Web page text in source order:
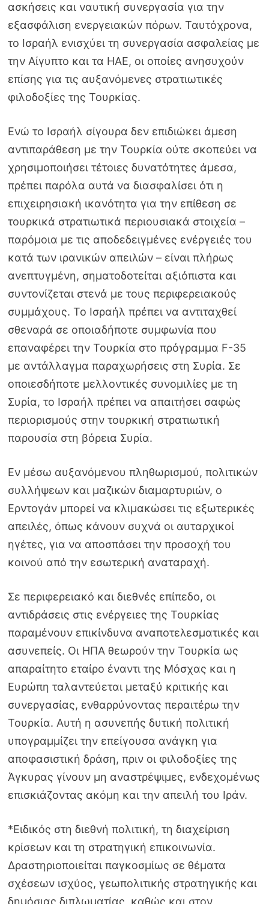
ασκήσεις και ναυτική συνεργασία για την
εξασφάλιση ενεργειακών πόρων. Ταυτόχρονα,
το Ισραήλ ενισχύει τη συνεργασία ασφαλείας με
την Αίγυπτο και τα ΗΑΕ, οι οποίες ανησυχούν
επίσης για τις αυξανόμενες στρατιωτικές
φιλοδοξίες της Τουρκίας.
Ενώ το Ισραήλ σίγουρα δεν επιδιώκει άμεση
αντιπαράθεση με την Τουρκία ούτε σκοπεύει να
χρησιμοποιήσει τέτοιες δυνατότητες άμεσα,
πρέπει παρόλα αυτά να διασφαλίσει ότι η
επιχειρησιακή ικανότητα για την επίθεση σε
τουρκικά στρατιωτικά περιουσιακά στοιχεία –
παρόμοια με τις αποδεδειγμένες ενέργειές του
κατά των ιρανικών απειλών – είναι πλήρως
ανεπτυγμένη, σηματοδοτείται αξιόπιστα και
συντονίζεται στενά με τους περιφερειακούς
συμμάχους. Το Ισραήλ πρέπει να αντιταχθεί
σθεναρά σε οποιαδήποτε συμφωνία που
επαναφέρει την Τουρκία στο πρόγραμμα F-35
με αντάλλαγμα παραχωρήσεις στη Συρία. Σε
οποιεσδήποτε μελλοντικές συνομιλίες με τη
Συρία, το Ισραήλ πρέπει να απαιτήσει σαφώς
περιορισμούς στην τουρκική στρατιωτική
παρουσία στη βόρεια Συρία.
Εν μέσω αυξανόμενου πληθωρισμού, πολιτικών
συλλήψεων και μαζικών διαμαρτυριών, ο
Ερντογάν μπορεί να κλιμακώσει τις εξωτερικές
απειλές, όπως κάνουν συχνά οι αυταρχικοί
ηγέτες, για να αποσπάσει την προσοχή του
κοινού από την εσωτερική αναταραχή.
Σε περιφερειακό και διεθνές επίπεδο, οι
αντιδράσεις στις ενέργειες της Τουρκίας
παραμένουν επικίνδυνα αναποτελεσματικές και
ασυνεπείς. Οι ΗΠΑ θεωρούν την Τουρκία ως
απαραίτητο εταίρο έναντι της Μόσχας και η
Ευρώπη ταλαντεύεται μεταξύ κριτικής και
συνεργασίας, ενθαρρύνοντας περαιτέρω την
Τουρκία. Αυτή η ασυνεπής δυτική πολιτική
υπογραμμίζει την επείγουσα ανάγκη για
αποφασιστική δράση, πριν οι φιλοδοξίες της
Άγκυρας γίνουν μη αναστρέψιμες, ενδεχομένως
επισκιάζοντας ακόμη και την απειλή του Ιράν.
*Ειδικός στη διεθνή πολιτική, τη διαχείριση
κρίσεων και τη στρατηγική επικοινωνία.
Δραστηριοποιείται παγκοσμίως σε θέματα
σχέσεων ισχύος, γεωπολιτικής στρατηγικής και
δημόσιας διπλωματίας, καθώς και στον